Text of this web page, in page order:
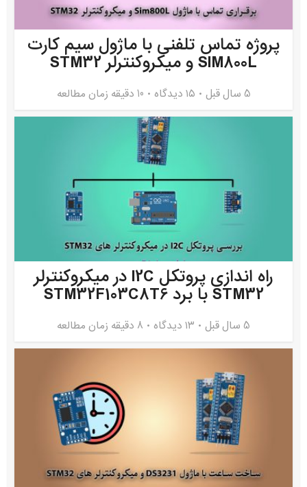
پروژه تماس تلفنی با ماژول سیم کارت
SIM800L و میکروکنترلر STM32
5 سال قبل ۱۵ دیدگاه 10 دقیقه زمان مطالعه
راه اندازی پروتکل I2C در میکروکنترلر
STM32 با برد STM32F103C8T6
5 سال قبل ۱۳ دیدگاه 8 دقیقه زمان مطالعه